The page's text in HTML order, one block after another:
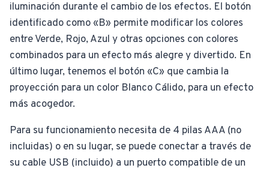
iluminación durante el cambio de los efectos. El botón
identificado como «B» permite modificar los colores
entre Verde, Rojo, Azul y otras opciones con colores
combinados para un efecto más alegre y divertido. En
último lugar, tenemos el botón «C» que cambia la
proyección para un color Blanco Cálido, para un efecto
más acogedor.
Para su funcionamiento necesita de 4 pilas AAA (no
incluidas) o en su lugar, se puede conectar a través de
su cable USB (incluido) a un puerto compatible de un